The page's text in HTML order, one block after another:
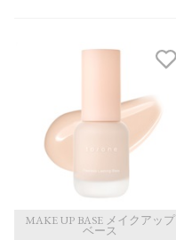
MAKE UP BASE メイクアップ
ベース